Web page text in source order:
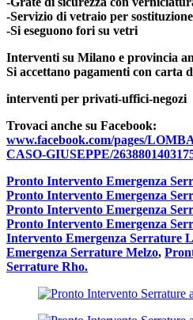
-Servizio di vetraio per
-Si eseguono fori su vetri
Interventi su Milano e provincia
Si accettano pagamenti con carta
interventi per privati-uffici-negozi
Trovaci anche su Facebook:
www.facebook.com/pages/
CASO-GIUSEPPE/
Pronto Intervento Emergenza
Pronto Intervento Emergenza
Pronto Intervento Emergenza
Pronto Intervento Emergenza
Intervento Emergenza Serrature
Emergenza Serrature Melzo,
Serrature Rho.